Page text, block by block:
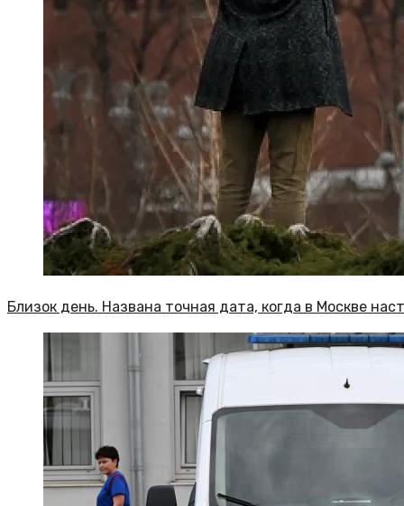
Близок день. Названа точная дата, когда в Москве